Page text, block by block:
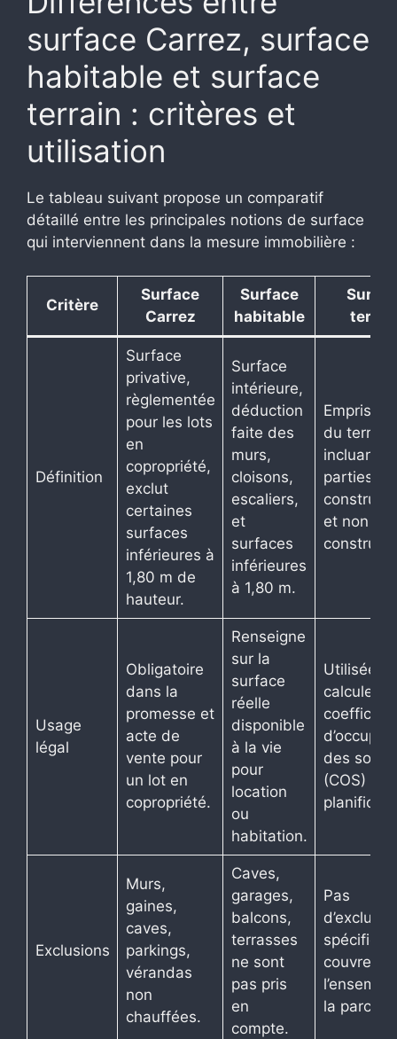
surface Carrez, surface
habitable et surface
terrain : critères et
utilisation
Le tableau suivant propose un comparatif
détaillé entre les principales notions de surface
qui interviennent dans la mesure immobilière :
Critère
Surface
Carrez
Surface
habitable
Définition
Surface
privative,
règlementée
pour les lots
en
copropriété,
exclut
certaines
surfaces
inférieures à
1,80 m de
hauteur.
Surface
intérieure,
déduction
faite des
murs,
cloisons,
escaliers,
et
surfaces
inférieures
à 1,80 m.
Emprise
du terrain,
incluant
parties
et non
Usage
légal
Obligatoire
dans la
promesse et
acte de
vente pour
un lot en
copropriété.
Renseigne
sur la
surface
réelle
disponible
à la vie
pour
location
ou
habitation.
Utilisée
calculer le
coefficient
des sols
(COS) et
Exclusions
Murs,
gaines,
caves,
parkings,
vérandas
non
chauffées.
Caves,
garages,
balcons,
terrasses
ne sont
pas pris
en
compte.
Pas
couvre
la